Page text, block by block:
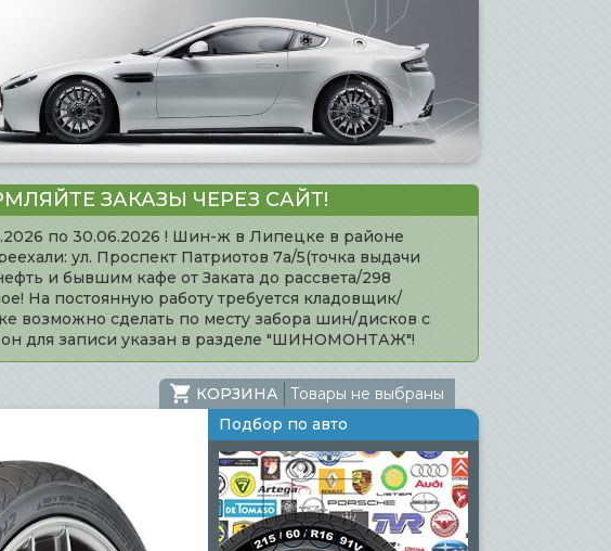
ЗАКАЗЫ ЧЕРЕЗ САЙТ!
по 30.06.2026 ! Шин-ж в Липецке в районе
ул. Проспект Патриотов 7а/5(точка выдачи
и бывшим кафе от Заката до рассвета/298
На постоянную работу требуется кладовщик/
возможно сделать по месту забора шин/дисков с
для записи указан в разделе "ШИНОМОНТАЖ"!
КОРЗИНА Товары не выбраны
Подбор по авто